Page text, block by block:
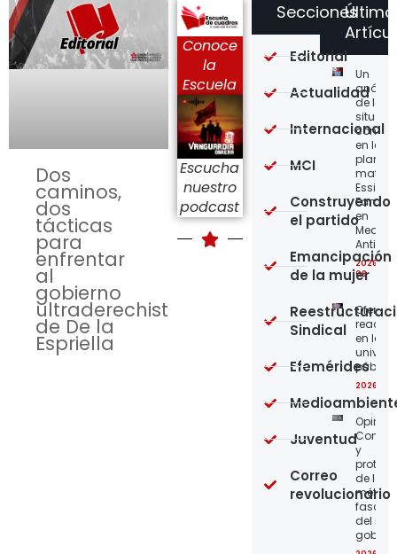
Dos
caminos,
dos
tácticas
para
enfrentar
al
gobierno
ultraderechista
de De la
Espriella
Conoce
la
Escuela
Escucha
nuestro
podcast
Un
de la
en la
planta
matriz
Essity-
Familia
en
2026-
08
en las
2026-
y
de los
del
Secciones
Editorial
Actualidad
Internacional
MCI
Construyendo
el partido
Emancipación
de la mujer
Sindical
Efemérides
Juventud
Correo
revolucionario